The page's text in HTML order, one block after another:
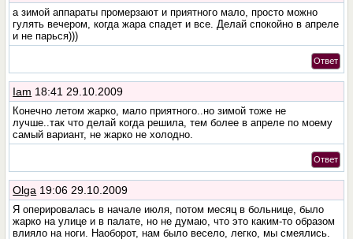
а зимой аппараты промерзают и приятного мало, просто можно
гулять вечером, когда жара спадет и все. Делай спокойно в апреле
и не парься)))
Ответ
Iam 18:41 29.10.2009
Конечно летом жарко, мало приятного..но зимой тоже не
лучше..так что делай когда решила, тем более в апреле по моему
самый вариант, не жарко не холодно.
Ответ
Olga 19:06 29.10.2009
Я оперировалась в начале июля, потом месяц в больнице, было
жарко на улице и в палате, но не думаю, что это каким-то образом
влияло на ноги. Наоборот, нам было весело, легко, мы смеялись.